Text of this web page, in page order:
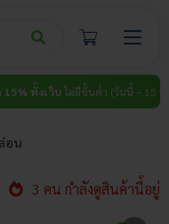
เว็บไม่มีขั้นต่ำ (วันนี้ – 15 สิงหาคม นี้
อน
3 คน กำลังดูสินค้านี้อยู่